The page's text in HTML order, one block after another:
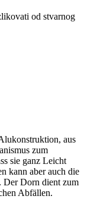
od stvarnog
aus
zum
sie ganz Leicht
kann aber auch die
Der Dorn dient zum
Abfällen.